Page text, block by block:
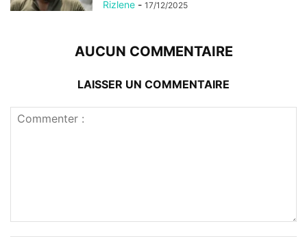
Rizlene - 17/12/2025
AUCUN COMMENTAIRE
LAISSER UN COMMENTAIRE